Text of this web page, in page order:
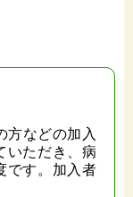
方などの加入
いただき、病
です。加入者